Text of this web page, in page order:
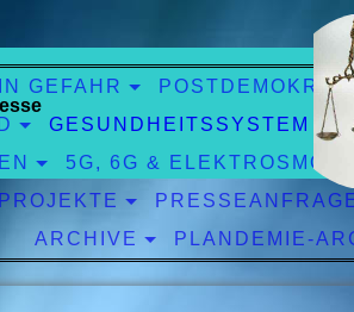
GEFAHR
GESUNDHEITSSYSTEM
5G, 6G & ELEKTROSMOG
ARCHIVE
PLANDEMIE-